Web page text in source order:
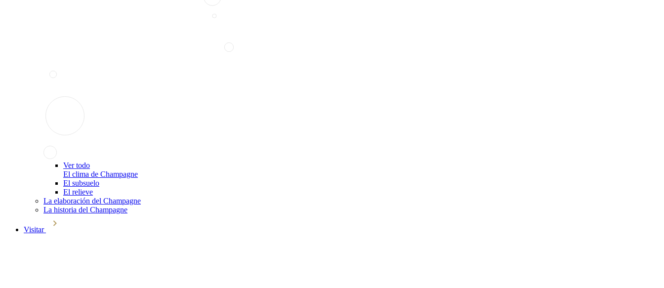
Ver todo
El clima de Champagne
El subsuelo
El relieve
La elaboración del Champagne
La historia del Champagne
Visitar